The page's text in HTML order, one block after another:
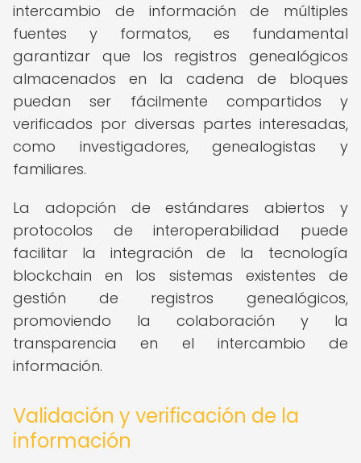
intercambio de información de múltiples
fuentes y formatos, es fundamental
garantizar que los registros genealógicos
almacenados en la cadena de bloques
puedan ser fácilmente compartidos y
verificados por diversas partes interesadas,
como investigadores, genealogistas y
familiares.
La adopción de estándares abiertos y
protocolos de interoperabilidad puede
facilitar la integración de la tecnología
blockchain en los sistemas existentes de
gestión de registros genealógicos,
promoviendo la colaboración y la
transparencia en el intercambio de
información.
Validación y verificación de la
información